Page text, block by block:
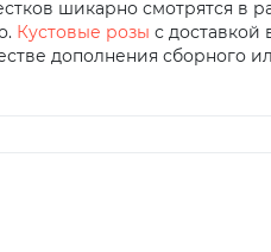
шикарно смотрятся в
Кустовые розы с доставкой
дополнения сборного